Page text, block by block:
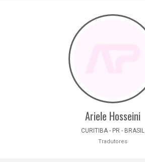
Ariele Hosseini
CURITIBA - PR - BRASIL
Tradutores